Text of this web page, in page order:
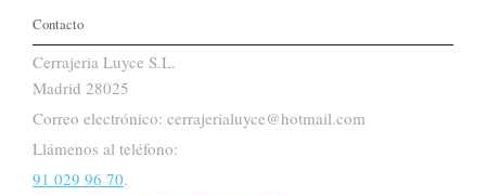
Contacto
Cerrajeria Luyce S.L.
Madrid 28025
Correo electrónico: cerrajerialuyce@hotmail.com
Llámenos al teléfono:
91 029 96 70.